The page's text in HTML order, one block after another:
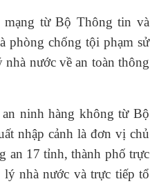
mạng từ Bộ Thông tin và
phòng chống tội phạm sử
nước về an toàn thông
ninh hàng không từ Bộ
nhập cảnh là đơn vị chủ
an 17 tỉnh, thành phố trực
nhà nước và trực tiếp tổ